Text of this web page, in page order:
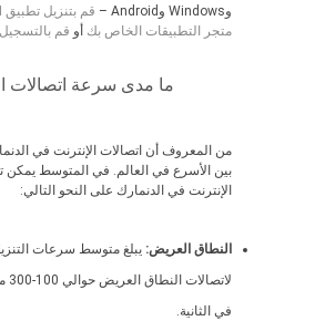
وWindows وAndroid –
متجر التطبيقات الخاص بك أو قم بالتسجيل
ما مدى سرعة اتصالات
من المعروف أن اتصالات الإنترنت في
بين الأسرع في العالم. في المتوسط
الإنترنت في الدنمارك على النحو التالي:
النطاق العريض: يبلغ متوسط سرعات
في الثانية.